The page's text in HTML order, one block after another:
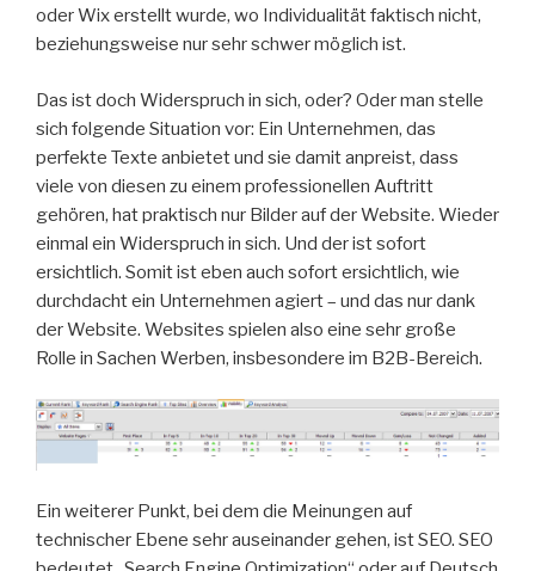
oder Wix erstellt wurde, wo Individualität faktisch nicht,
beziehungsweise nur sehr schwer möglich ist.
Das ist doch Widerspruch in sich, oder? Oder man stelle
sich folgende Situation vor: Ein Unternehmen, das
perfekte Texte anbietet und sie damit anpreist, dass
viele von diesen zu einem professionellen Auftritt
gehören, hat praktisch nur Bilder auf der Website. Wieder
einmal ein Widerspruch in sich. Und der ist sofort
ersichtlich. Somit ist eben auch sofort ersichtlich, wie
durchdacht ein Unternehmen agiert – und das nur dank
der Website. Websites spielen also eine sehr große
Rolle in Sachen Werben, insbesondere im B2B-Bereich.
Ein weiterer Punkt, bei dem die Meinungen auf
technischer Ebene sehr auseinander gehen, ist SEO. SEO